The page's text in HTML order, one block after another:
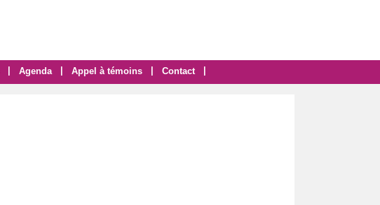
Agenda Appel à témoins Contact